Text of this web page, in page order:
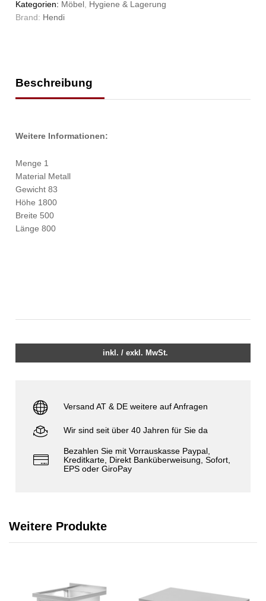
Kategorien: Möbel Hygiene & Lagerung
Brand: Hendi
Beschreibung
Weitere Informationen:
Menge 1
Material Metall
Gewicht 83
Höhe 1800
Breite 500
Länge 800
inkl. / exkl. MwSt.
Versand AT & DE weitere auf Anfragen
Wir sind seit über 40 Jahren für Sie da
Bezahlen Sie mit Vorrauskasse Paypal,
Kreditkarte, Direkt Banküberweisung, Sofort,
EPS oder GiroPay
Weitere Produkte